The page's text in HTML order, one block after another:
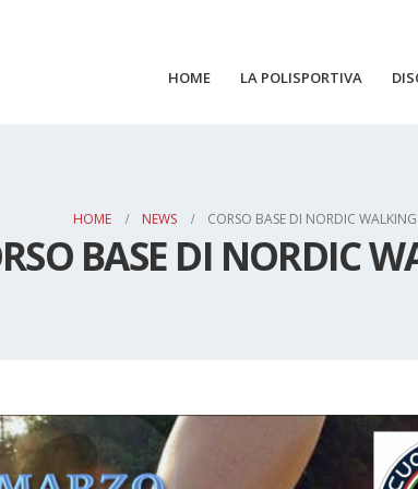
HOME LA POLISPORTIVA
HOME NEWS CORSO BASE DI NORDIC WALKING
BASE DI NORDIC